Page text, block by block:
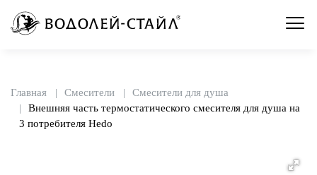
Главная Смесители
Смесители для душа
Внешняя часть термостатического смесителя для душа на
3 потребителя Hedo